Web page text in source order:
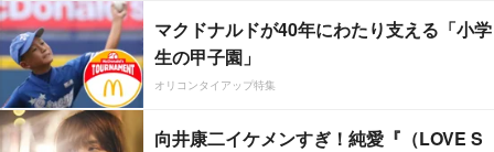
マクドナルドが40年にわたり支える「小学
生の甲子園」
オリコンタイアップ特集
向井康二イケメンすぎ！純愛『（LOVE S